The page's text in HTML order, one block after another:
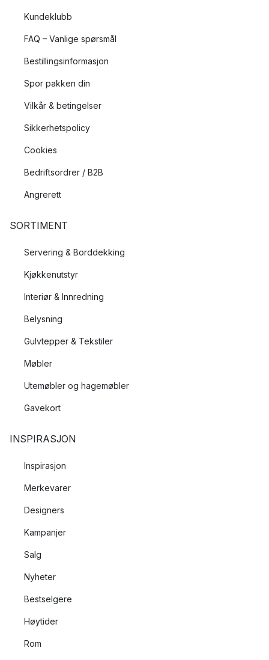
Kundeklubb
FAQ – Vanlige spørsmål
Bestillingsinformasjon
Spor pakken din
Vilkår & betingelser
Sikkerhetspolicy
Cookies
Bedriftsordrer / B2B
Angrerett
SORTIMENT
Servering & Borddekking
Kjøkkenutstyr
Interiør & Innredning
Belysning
Gulvtepper & Tekstiler
Møbler
Utemøbler og hagemøbler
Gavekort
INSPIRASJON
Inspirasjon
Merkevarer
Designers
Kampanjer
Salg
Nyheter
Bestselgere
Høytider
Rom